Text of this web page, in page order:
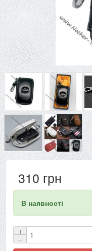
310 грн
В наявності
+
−